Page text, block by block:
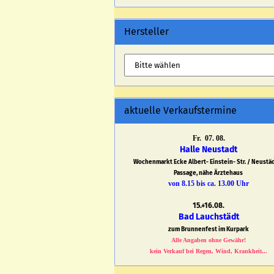
Hersteller
aktuelle Verkaufstermine
Fr. 07. 08.
Halle Neustadt
Wochenmarkt Ecke Albert- Einstein- Str. /
Passage, nähe Ärztehaus
von 8.15 bis ca. 13.00 Uhr
15.+16.08.
Bad Lauchstädt
zum Brunnenfest im Kurpark
Alle Angaben ohne Gewähr!
kein Verkauf bei Regen, Wind, Krankheit...